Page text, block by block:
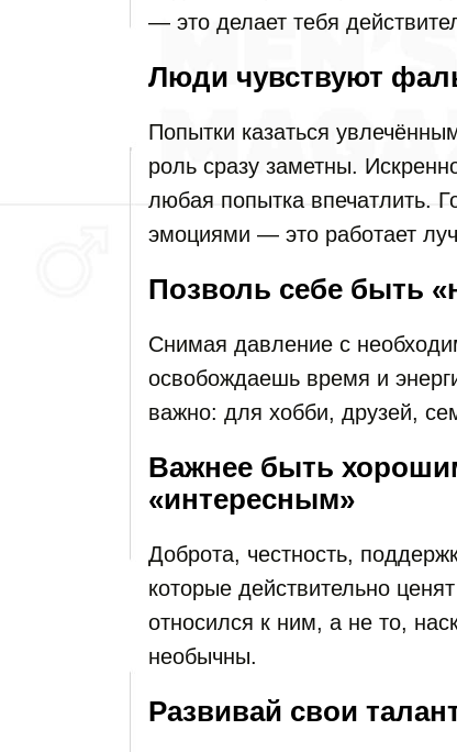
— это делает тебя
Люди чувствуют
Попытки казаться
роль сразу заметны.
любая попытка впечатлить.
эмоциями — это работает
Позволь себе быть
Снимая давление с
освобождаешь время и
важно: для хобби, друзей,
Важнее быть
«интересным»
Доброта, честность,
которые действительно
относился к ним, а не то,
необычны.
Развивай свои